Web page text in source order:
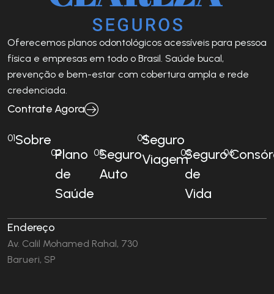
Oferecemos planos odontológicos acessíveis para pessoa
física e empresas em todo o Brasil. Saúde bucal,
prevenção e bem-estar com cobertura ampla e rede
credenciada.
Contrate Agora
01Sobre
02Plano
de
Saúde
03Seguro
Auto
04Seguro
Viagem
05Seguro
de
Vida
06
Endereço
Av. Calil Mohamed Rahal, 730
Barueri, SP